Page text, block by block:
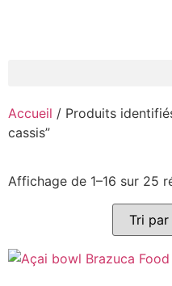
Accueil / Produits
cassis”
Affichage de 1–16 sur 25